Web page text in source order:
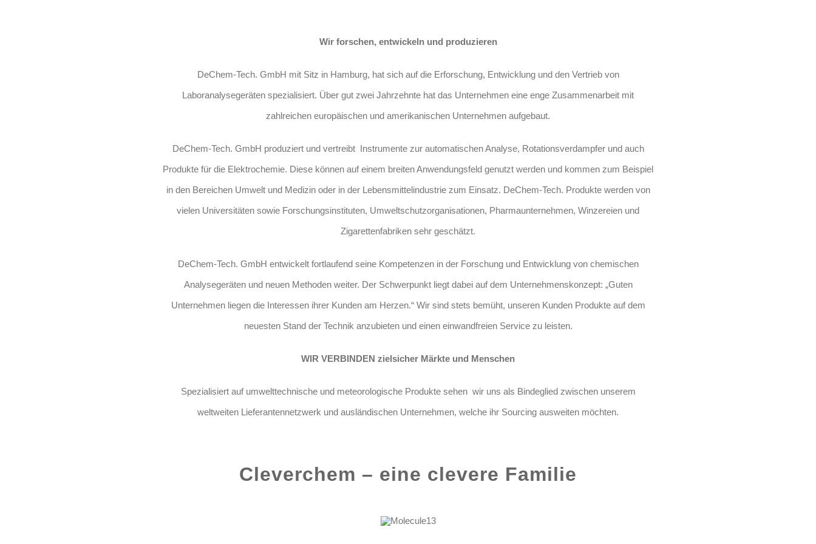
Wir forschen, entwickeln und produzieren
DeChem-Tech. GmbH mit Sitz in Hamburg, hat sich auf die Erforschung, Entwicklung und den Vertrieb von
Laboranalysegeräten spezialisiert. Über gut zwei Jahrzehnte hat das Unternehmen eine enge Zusammenarbeit mit
zahlreichen europäischen und amerikanischen Unternehmen aufgebaut.
DeChem-Tech. GmbH produziert und vertreibt Instrumente zur automatischen Analyse, Rotationsverdampfer und auch
Produkte für die Elektrochemie. Diese können auf einem breiten Anwendungsfeld genutzt werden und kommen zum Beispiel
in den Bereichen Umwelt und Medizin oder in der Lebensmittelindustrie zum Einsatz. DeChem-Tech. Produkte werden von
vielen Universitäten sowie Forschungsinstituten, Umweltschutzorganisationen, Pharmaunternehmen, Winzereien und
Zigarettenfabriken sehr geschätzt.
DeChem-Tech. GmbH entwickelt fortlaufend seine Kompetenzen in der Forschung und Entwicklung von chemischen
Analysegeräten und neuen Methoden weiter. Der Schwerpunkt liegt dabei auf dem Unternehmenskonzept: „Guten
Unternehmen liegen die Interessen ihrer Kunden am Herzen.“ Wir sind stets bemüht, unseren Kunden Produkte auf dem
neuesten Stand der Technik anzubieten und einen einwandfreien Service zu leisten.
WIR VERBINDEN zielsicher Märkte und Menschen
Spezialisiert auf umwelttechnische und meteorologische Produkte sehen wir uns als Bindeglied zwischen unserem
weltweiten Lieferantennetzwerk und ausländischen Unternehmen, welche ihr Sourcing ausweiten möchten.
Cleverchem – eine clevere Familie